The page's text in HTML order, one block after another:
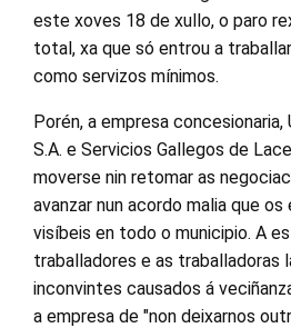
este xoves 18 de xullo, o paro
total, xa que só entrou a
como servizos mínimos.
Porén, a empresa concesionaria,
S.A. e Servicios Gallegos de
moverse nin retomar as
avanzar nun acordo malia que
visíbeis en todo o municipio. A
traballadores e as traballadoras
inconvintes causados á
a empresa de "non deixarnos